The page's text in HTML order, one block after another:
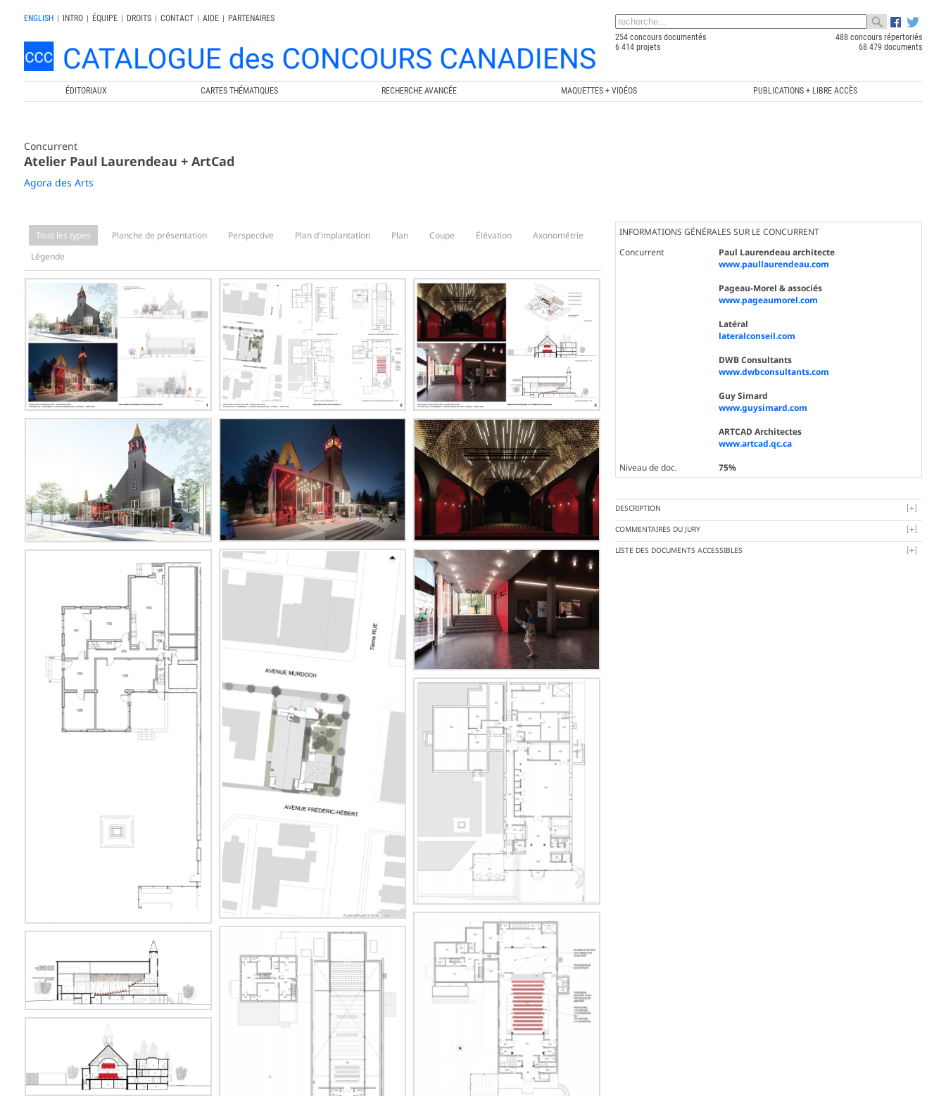
ENGLISH | INTRO | ÉQUIPE | DROITS | CONTACT | AIDE |
PARTENAIRES
254 concours documentés
488 concours répertoriés
6 414 projets
68 479 documents
ÉDITORIAUX CARTES THÉMATIQUES RECHERCHE AVANCÉE MAQUETTES + VIDÉOS PUBLICATIONS + LIBRE ACCÈS
Concurrent
Atelier Paul Laurendeau + ArtCad
Agora des Arts
Tous les types Planche de présentation Perspective Plan d'implantation Plan Coupe Élévation
Axonométrie
Légende
INFORMATIONS GÉNÉRALES SUR LE CONCURRENT
Concurrent
Paul Laurendeau architecte
www.paullaurendeau.com
Pageau-Morel & associés
www.pageaumorel.com
Latéral
lateralconseil.com
DWB Consultants
www.dwbconsultants.com
Guy Simard
www.guysimard.com
ARTCAD Architectes
www.artcad.qc.ca
Niveau de doc.
75%
DESCRIPTION
COMMENTAIRES DU JURY
LISTE DES DOCUMENTS ACCESSIBLES